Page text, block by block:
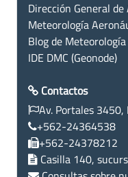
Dirección General
Meteorología
Blog de Meteorología
IDE DMC (Geonode)
Contactos
Av. Portales
+562-24364538
+562-24378212
Casilla 140,